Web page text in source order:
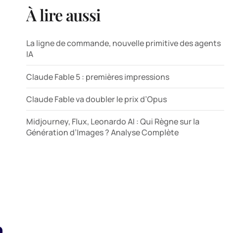
À lire aussi
La ligne de commande, nouvelle primitive des agents
IA
Claude Fable 5 : premières impressions
Claude Fable va doubler le prix d’Opus
Midjourney, Flux, Leonardo AI : Qui Règne sur la
Génération d’Images ? Analyse Complète